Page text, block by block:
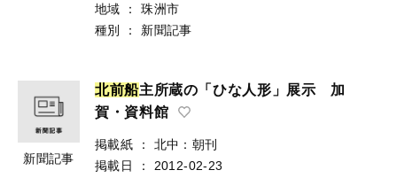
地域
：
珠洲市
種別
： 新聞記事
新聞記事
北前船主所蔵の「ひな人形」展示 加
賀・資料館
掲載紙 ：
北中：朝刊
掲載日
：
2012-02-23